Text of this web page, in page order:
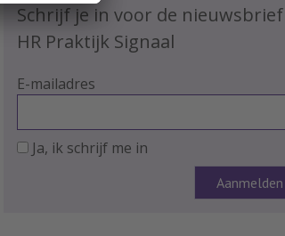
Schrijf je in voor de nieuwsbrief
HR Praktijk Signaal
E-mailadres
Ja, ik schrijf me in